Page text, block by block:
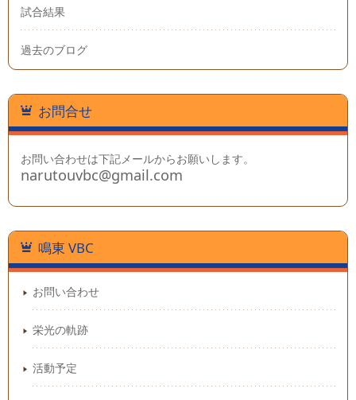
試合結果
過去のブログ
お問合せ
お問い合わせは下記メールからお願いします。
narutouvbc@gmail.com
鳴東 VBC
お問い合わせ
栄光の軌跡
活動予定